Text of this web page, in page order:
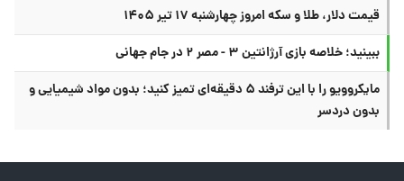
قیمت دلار، طلا و سکه امروز چهارشنبه ۱۷ تیر ۱۴۰۵
ببینید؛ خلاصه بازی آرژانتین ۳ - مصر ۲ در جام جهانی
مایکروویو را با این ترفند ۵ دقیقه‌ای تمیز کنید؛ بدون مواد شیمیایی و
بدون دردسر